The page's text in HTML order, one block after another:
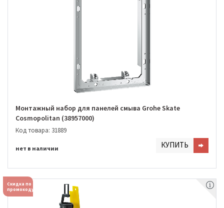
Монтажный набор для панелей смыва Grohe Skate
Cosmopolitan (38957000)
Код товара: 31889
нет в наличии КУПИТЬ
Скидка по
промокоду